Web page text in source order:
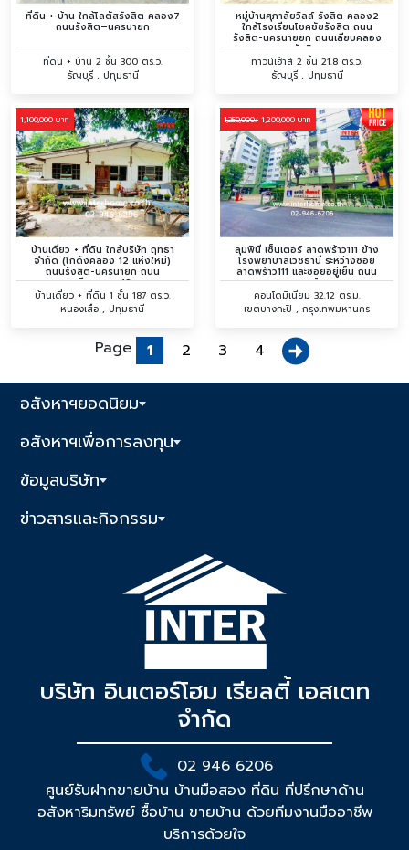
ที่ดิน + บ้าน ใกล้โลตัสรังสิต คลอง7
ถนนรังสิต–นครนายก
ที่ดิน + บ้าน 2 ชั้น 300 ตร.ว.
ธัญบุรี , ปทุมธานี
หมู่บ้านศุภาลัยวิลล์ รังสิต คลอง2
ใกล้โรงเรียนโชคชัยรังสิต ถนน
รังสิต-นครนายยก ถนนเลียบคลอง
รังสิต
ทาวน์เฮ้าส์ 2 ชั้น 21.8 ตร.ว.
ธัญบุรี , ปทุมธานี
1,100,000 บาท
บ้านเดี่ยว + ที่ดิน ใกล้บริษัท ฤทธา
จำกัด (โกดังคลอง 12 แห่งใหม่)
ถนนรังสิต-นครนายก ถนน
เลียบคลอง12
บ้านเดี่ยว + ที่ดิน 1 ชั้น 187 ตร.ว.
หนองเสือ , ปทุมธานี
1,250,000/ 1,200,000 บาท
ลุมพินี เซ็นเตอร์ ลาดพร้าว111 ข้าง
โรงพยาบาลเวชธานี ระหว่างซอย
ลาดพร้าว111 และซอยอยู่เย็น ถนน
ลาดพร้าว
คอนโดมิเนียม 32.12 ตร.ม.
เขตบางกะปิ , กรุงเทพมหานคร
Page 1 2 3 4
อสังหาฯยอดนิยม
อสังหาฯเพื่อการลงทุน
ข้อมูลบริษัท
ข่าวสารและกิจกรรม
บริษัท อินเตอร์โฮม เรียลตี้ เอสเตท
จำกัด
02 946 6206
ศูนย์รับฝากขายบ้าน บ้านมือสอง ที่ดิน ที่ปรึกษาด้าน
อสังหาริมทรัพย์ ซื้อบ้าน ขายบ้าน ด้วยทีมงานมืออาชีพ
บริการด้วยใจ